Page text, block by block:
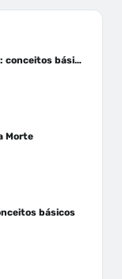
Intubação Orotraqueal: conceitos básicos
Morte
básicos